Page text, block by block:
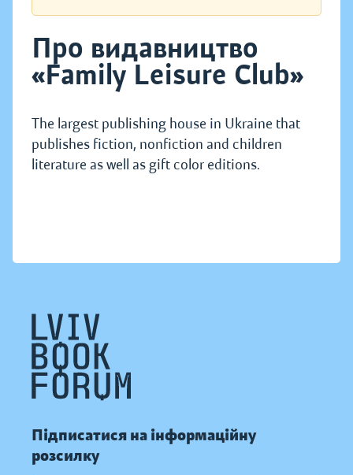
Про видавництво
«Family Leisure Club»
The largest publishing house in Ukraine that
publishes fiction, nonfiction and children
literature as well as gift color editions.
Підписатися на інформаційну
розсилку